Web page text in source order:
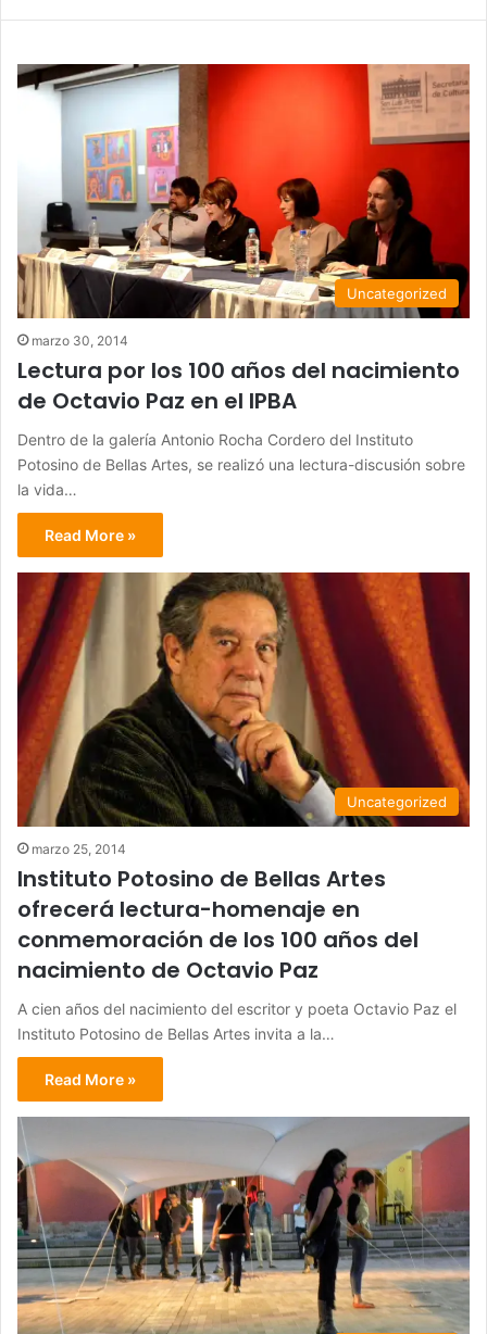
Uncategorized
marzo 30, 2014
Lectura por los 100 años del nacimiento
de Octavio Paz en el IPBA
Dentro de la galería Antonio Rocha Cordero del Instituto
Potosino de Bellas Artes, se realizó una lectura-discusión sobre
la vida…
Read More »
Uncategorized
marzo 25, 2014
Instituto Potosino de Bellas Artes
ofrecerá lectura-homenaje en
conmemoración de los 100 años del
nacimiento de Octavio Paz
A cien años del nacimiento del escritor y poeta Octavio Paz el
Instituto Potosino de Bellas Artes invita a la…
Read More »